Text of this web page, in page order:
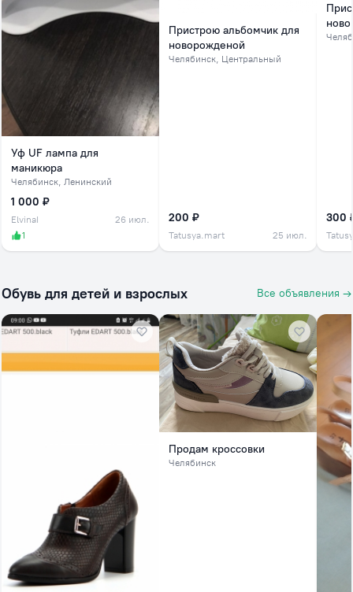
Уф UF лампа для
маникюра
Челябинск , Ленинский
1 000 ₽
ElvinaI
26 июл.
1
Пристрою альбомчик для
новорожденой
Челябинск, Центральный
200 ₽
Tatusya.mart 25 июл.
300
Обувь для детей и взрослых Все объявления →
Продам кроссовки
Челябинск